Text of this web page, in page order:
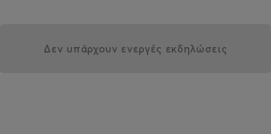
Δεν υπάρχουν ενεργές εκδηλώσεις